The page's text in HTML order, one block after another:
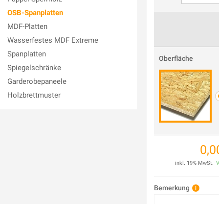
OSB-Spanplatten
MDF-Platten
Wasserfestes MDF Extreme
Spanplatten
Spiegelschränke
Garderobepaneele
Holzbrettmuster
Oberfläche
inkl. 19% MwSt.
Bemerkung